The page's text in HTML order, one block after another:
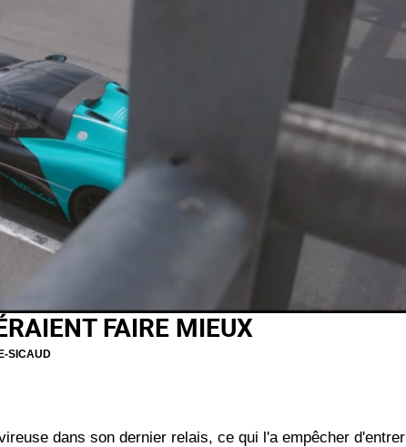
FAIRE MIEUX
SICAUD
dans son dernier relais, ce qui l'a empêcher d'entrer